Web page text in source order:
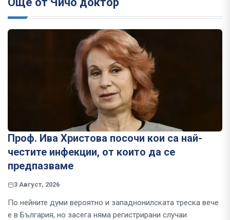
Проф. Ива Христова посочи кои са най-
честите инфекции, от които да се
предпазваме
3 Август, 2026
По нейните думи вероятно и западнонилската треска вече
е в България, но засега няма регистрирани случаи